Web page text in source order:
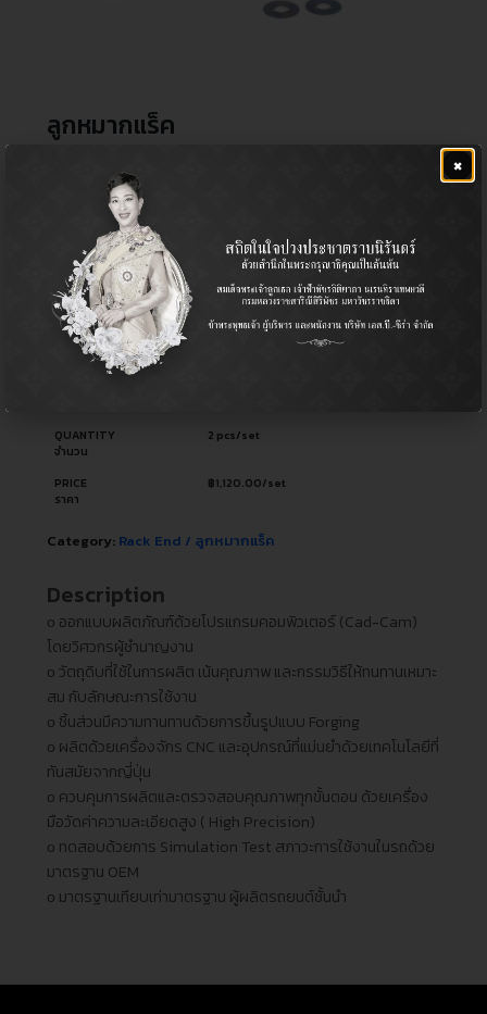
ลูกหมากแร็ค
รหัสสินค้า ซีร่า
OEM NO.
รหัสอะไหล่ผู้ผลิต
4422A012
PART TYPE
ประเภทอะไหล่
Rack End / ลูกหมากแร็ค
USED FOR
ใช้สำหรับ
Mitsubishi มิตซูบิชิ
QUANTITY
จำนวน
2 pcs/set
PRICE
ราคา
฿1,120.00/set
Category: Rack End / ลูกหมากแร็ค
Description
ᴏ ออกแบบผลิตภัณฑ์ด้วยโปรแกรมคอมพิวเตอร์ (Cad-Cam)
โดยวิศวกรผู้ชำนาญงาน
ᴏ วัตถุดิบที่ใช้ในการผลิต เน้นคุณภาพ และกรรมวิธีให้ทนทานเหมาะ
สม กับลักษณะการใช้งาน
ᴏ ชิ้นส่วนมีความทานทานด้วยการขึ้นรูปแบบ Forging
ᴏ ผลิตด้วยเครื่องจักร CNC และอุปกรณ์ที่แม่นยำด้วยเทคโนโลยีที่
ทันสมัยจากญี่ปุ่น
ᴏ ควบคุมการผลิตและตรวจสอบคุณภาพทุกขั้นตอน ด้วยเครื่อง
มือวัดค่าความละเอียดสูง ( High Precision)
ᴏ ทดสอบด้วยการ Simulation Test สภาวะการใช้งานในรถด้วย
มาตรฐาน OEM
ᴏ มาตรฐานเทียบเท่ามาตรฐาน ผู้ผลิตรถยนต์ชั้นนำ
×